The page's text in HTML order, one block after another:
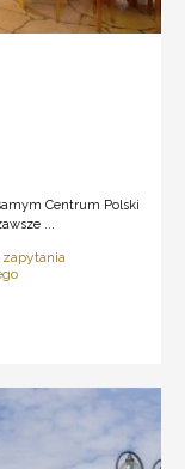
Centrum Polski
...